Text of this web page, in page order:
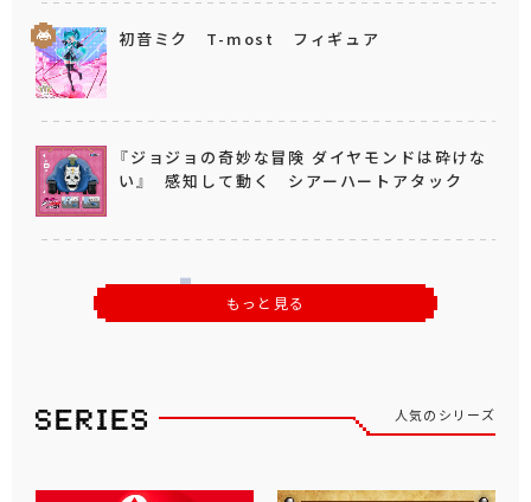
初音ミク T-most フィギュア
『ジョジョの奇妙な冒険 ダイヤモンドは砕けな
い』 感知して動く シアーハートアタック
もっと見る
人気のシリーズ